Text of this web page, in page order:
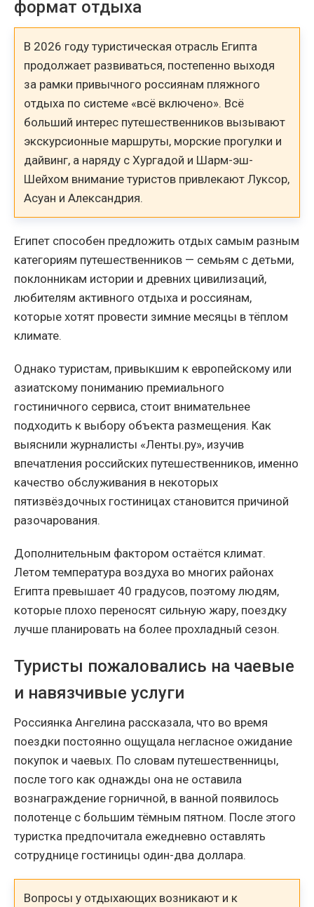
формат отдыха
В 2026 году туристическая отрасль Египта
продолжает развиваться, постепенно выходя
за рамки привычного россиянам пляжного
отдыха по системе «всё включено». Всё
больший интерес путешественников вызывают
экскурсионные маршруты, морские прогулки и
дайвинг, а наряду с Хургадой и Шарм-эш-
Шейхом внимание туристов привлекают Луксор,
Асуан и Александрия.
Египет способен предложить отдых самым разным
категориям путешественников — семьям с детьми,
поклонникам истории и древних цивилизаций,
любителям активного отдыха и россиянам,
которые хотят провести зимние месяцы в тёплом
климате.
Однако туристам, привыкшим к европейскому или
азиатскому пониманию премиального
гостиничного сервиса, стоит внимательнее
подходить к выбору объекта размещения. Как
выяснили журналисты «Ленты.ру», изучив
впечатления российских путешественников, именно
качество обслуживания в некоторых
пятизвёздочных гостиницах становится причиной
разочарования.
Дополнительным фактором остаётся климат.
Летом температура воздуха во многих районах
Египта превышает 40 градусов, поэтому людям,
которые плохо переносят сильную жару, поездку
лучше планировать на более прохладный сезон.
Туристы пожаловались на чаевые
и навязчивые услуги
Россиянка Ангелина рассказала, что во время
поездки постоянно ощущала негласное ожидание
покупок и чаевых. По словам путешественницы,
после того как однажды она не оставила
вознаграждение горничной, в ванной появилось
полотенце с большим тёмным пятном. После этого
туристка предпочитала ежедневно оставлять
сотруднице гостиницы один-два доллара.
Вопросы у отдыхающих возникают и к